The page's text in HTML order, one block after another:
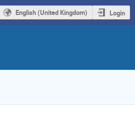
English (United Kingdom) Login